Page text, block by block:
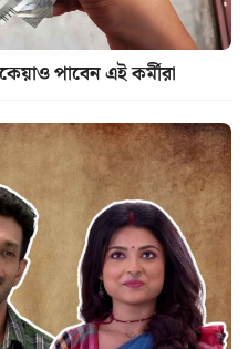
পাবেন এই কর্মীরা